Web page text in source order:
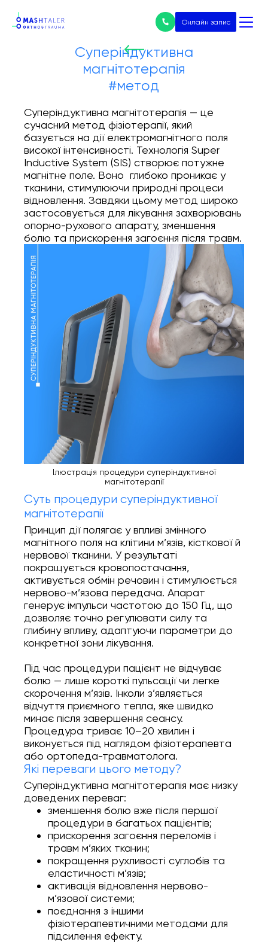
Онлайн запис
Послуги
Всі послуги
Ціни
Ендопротезування
Лікування артрозу
Артроскопія
Онлайн Запис
Повний спектр ортопедичних послуг від
діагностики до реабілітації. Надаємо
допомогу при пошкодженнях і
захворюваннях суглобів, а також при
спортивних травмах.
INSTAGRAM
FACEBOOK
Суперіндуктивна
магнітотерапія
#метод
Суперіндуктивна магнітотерапія — це
сучасний метод фізіотерапії, який
базується на дії електромагнітного поля
високої інтенсивності. Технологія Super
Inductive System (SIS) створює потужне
магнітне поле. Воно глибоко проникає у
тканини, стимулюючи природні процеси
відновлення. Завдяки цьому метод широко
застосовується для лікування захворювань
опорно-рухового апарату, зменшення
болю та прискорення загоєння після травм.
Ілюстрація процедури суперіндуктивної
магнітотерапії
Суть процедури суперіндуктивної
магнітотерапії
Принцип дії полягає у впливі змінного
магнітного поля на клітини м’язів, кісткової й
нервової тканини. У результаті
покращується кровопостачання,
активується обмін речовин і стимулюється
нервово-м’язова передача. Апарат
генерує імпульси частотою до 150 Гц, що
дозволяє точно регулювати силу та
глибину впливу, адаптуючи параметри до
конкретної зони лікування.
Під час процедури пацієнт не відчуває
болю — лише короткі пульсації чи легке
скорочення м’язів. Інколи з’являється
відчуття приємного тепла, яке швидко
минає після завершення сеансу.
Процедура триває 10–20 хвилин і
виконується під наглядом фізіотерапевта
або ортопеда-травматолога.
Які переваги цього методу?
Суперіндуктивна магнітотерапія має низку
доведених переваг:
зменшення болю вже після першої
процедури в багатьох пацієнтів;
прискорення загоєння переломів і
травм м’яких тканин;
покращення рухливості суглобів та
еластичності м’язів;
активація відновлення нервово-
м’язової системи;
поєднання з іншими
фізіотерапевтичними методами для
підсилення ефекту.